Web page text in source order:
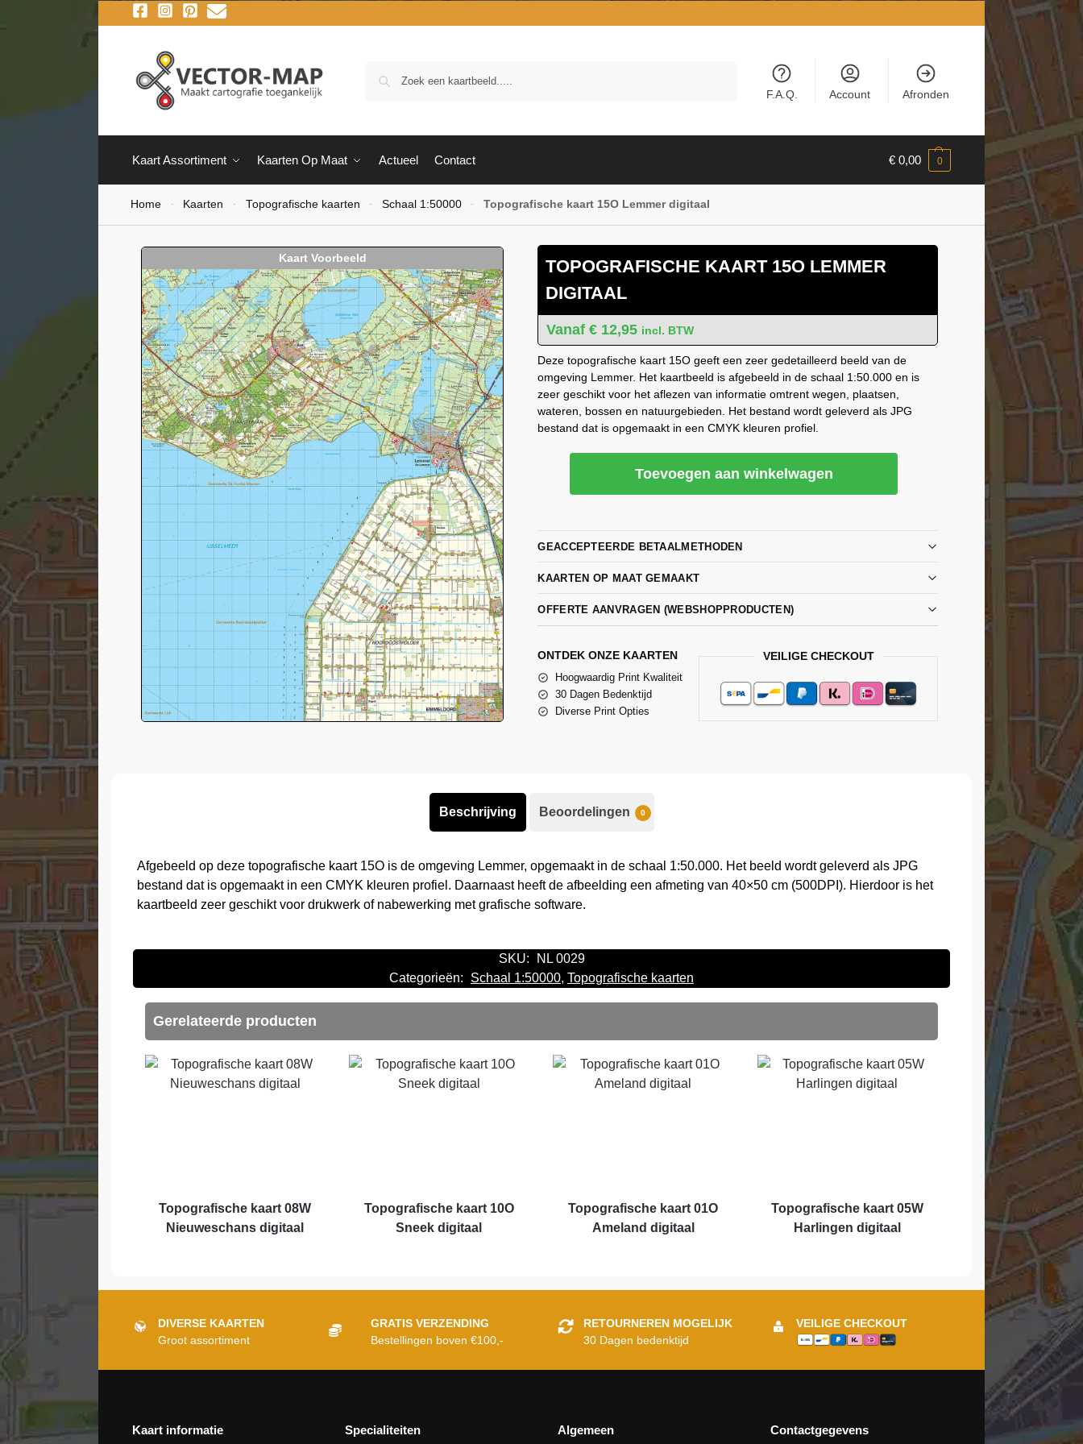
F.A.Q. Account Afronden
Kaart Assortiment Kaarten Op Maat Actueel Contact € 0,00 0
Home - Kaarten - Topografische kaarten - Schaal 1:50000 - Topografische kaart 15O Lemmer digitaal
TOPOGRAFISCHE KAART 15O LEMMER
DIGITAAL
€ 12,95 incl. BTW
Deze topografische kaart 15O geeft een zeer gedetailleerd beeld van de
omgeving Lemmer. Het kaartbeeld is afgebeeld in de schaal 1:50.000 en is
zeer geschikt voor het aflezen van informatie omtrent wegen, plaatsen,
wateren, bossen en natuurgebieden. Het bestand wordt geleverd als JPG
bestand dat is opgemaakt in een CMYK kleuren profiel.
Toevoegen aan winkelwagen
GEACCEPTEERDE BETAALMETHODEN
KAARTEN OP MAAT GEMAAKT
OFFERTE AANVRAGEN (WEBSHOPPRODUCTEN)
ONTDEK ONZE KAARTEN
Hoogwaardig Print Kwaliteit
30 Dagen Bedenktijd
Diverse Print Opties
VEILIGE CHECKOUT
Beschrijving Beoordelingen 0
Afgebeeld op deze topografische kaart 15O is de omgeving Lemmer, opgemaakt in de schaal 1:50.000. Het beeld wordt geleverd als JPG
bestand dat is opgemaakt in een CMYK kleuren profiel. Daarnaast heeft de afbeelding een afmeting van 40×50 cm (500DPI). Hierdoor is het
kaartbeeld zeer geschikt voor drukwerk of nabewerking met grafische software.
SKU:
NL 0029
Categorieën:
Schaal 1:50000, Topografische kaarten
Gerelateerde producten
Topografische kaart 08W
Nieuweschans digitaal
Topografische kaart 10O
Sneek digitaal
Topografische kaart 01O
Ameland digitaal
Topografische kaart 05W
Harlingen digitaal
DIVERSE KAARTEN
Groot assortiment
GRATIS VERZENDING
Bestellingen boven €100,-
RETOURNEREN MOGELIJK
30 Dagen bedenktijd
VEILIGE CHECKOUT
Kaart informatie Specialiteiten Algemeen Contactgegevens